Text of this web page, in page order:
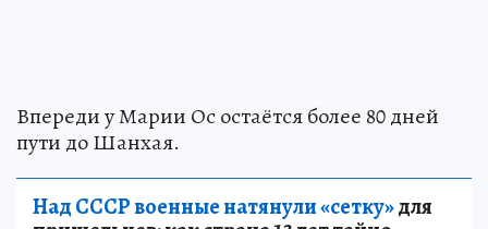
Впереди у Марии Ос остаётся более 80 дней
пути до Шанхая.
Над СССР военные натянули «сетку»для